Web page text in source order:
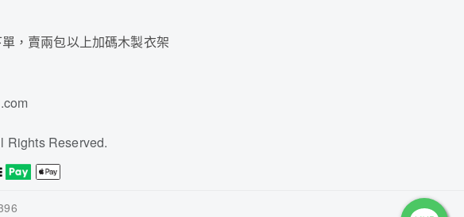
，賣兩包以上加碼木製衣架
Rights Reserved.